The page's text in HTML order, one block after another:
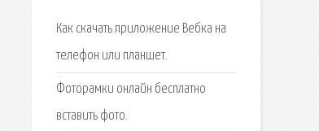
Как скачать приложение Вебка на
телефон или планшет.
Фоторамки онлайн бесплатно
вставить фото.